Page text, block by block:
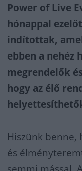
Power of Live
hónappal
indítottak,
ebben a nehéz
megrendelők
hogy az élő
Hiszünk benne,
és